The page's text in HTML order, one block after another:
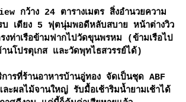
กว้าง 24 ตารางเมตร สิ่งอำนวยความ
บ เตียง 5 ฟุตนุ่มพอดีหลับสบาย หน้าต่างวิว
งท่าเรือข้ามฟากไปวัดขุนพรหม (ข้ามเรือไป
านโปรตุเกส และวัดพุทไธสวรรย์ได้)
การที่ร้านอาหารบ้านอู่ทอง จัดเป็นชุด ABF
ะผลไม้จานใหญ่ รับมื้อเช้าริมน้ำยามเช้าได้